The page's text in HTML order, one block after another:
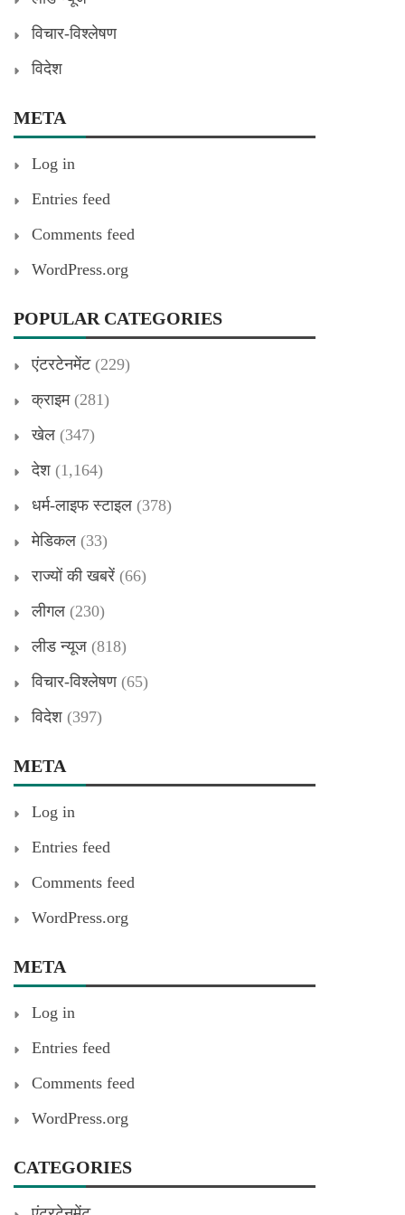
विचार-विश्लेषण
विदेश
META
Log in
Entries feed
Comments feed
WordPress.org
POPULAR CATEGORIES
एंटरटेनमेंट(229)
क्राइम(281)
खेल (347)
देश (1,164)
धर्म-लाइफ स्टाइल (378)
मेडिकल (33)
राज्यों की खबरें (66)
लीगल (230)
लीड न्यूज (818)
विचार-विश्लेषण(65)
विदेश (397)
META
Log in
Entries feed
Comments feed
WordPress.org
META
Log in
Entries feed
Comments feed
WordPress.org
CATEGORIES